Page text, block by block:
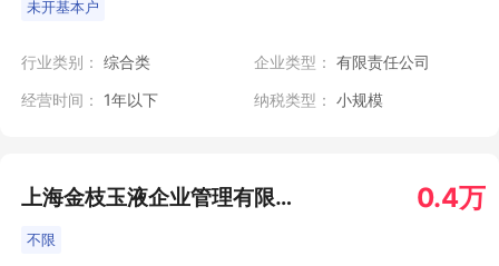
未开基本户
行业类别： 综合类 企业类型： 有限责任公司
经营时间：
1年以下 纳税类型： 小规模
上海金枝玉液企业管理有限公司 0.4万
不限